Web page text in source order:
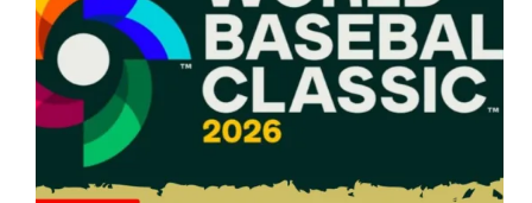
下？
新
必
看
懶
人
包